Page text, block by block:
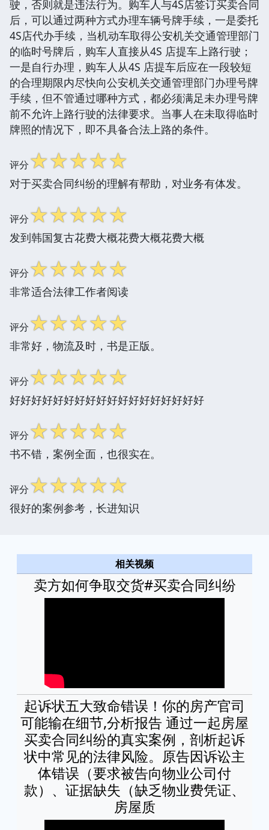
驶，否则就是违法行为。购车人与4S店签订买卖合同
后，可以通过两种方式办理车辆号牌手续，一是委托
4S店代办手续，当机动车取得公安机关交通管理部门
的临时号牌后，购车人直接从4S 店提车上路行驶；
一是自行办理，购车人从4S 店提车后应在一段较短
的合理期限内尽快向公安机关交通管理部门办理号牌
手续，但不管通过哪种方式，都必须满足未办理号牌
前不允许上路行驶的法律要求。当事人在未取得临时
牌照的情况下，即不具备合法上路的条件。
评分☆☆☆☆☆
对于买卖合同纠纷的理解有帮助，对业务有体发。
评分☆☆☆☆☆
发到韩国复古花费大概花费大概花费大概
评分☆☆☆☆☆
非常适合法律工作者阅读
评分☆☆☆☆☆
非常好，物流及时，书是正版。
评分☆☆☆☆☆
好好好好好好好好好好好好好好好好好好
评分☆☆☆☆☆
书不错，案例全面，也很实在。
评分☆☆☆☆☆
很好的案例参考，长进知识
相关视频
卖方如何争取交货#买卖合同纠纷
起诉状五大致命错误！你的房产官司
可能输在细节,分析报告 通过一起房屋
买卖合同纠纷的真实案例，剖析起诉
状中常见的法律风险。原告因诉讼主
体错误（要求被告向物业公司付
款）、证据缺失（缺乏物业费凭证、
房屋质